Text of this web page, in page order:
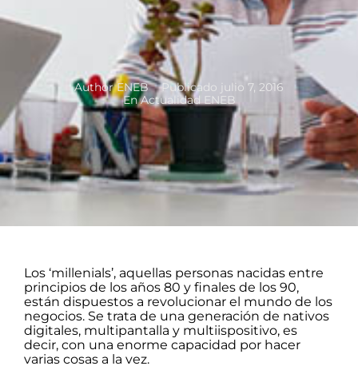
AuthorENEB Publicado julio 7, 2016
En Actualidad ENEB
Los ‘millenials’, aquellas personas nacidas entre
principios de los años 80 y finales de los 90,
están dispuestos a revolucionar el mundo de los
negocios. Se trata de una generación de nativos
digitales, multipantalla y multiispositivo, es
decir, con una enorme capacidad por hacer
varias cosas a la vez.